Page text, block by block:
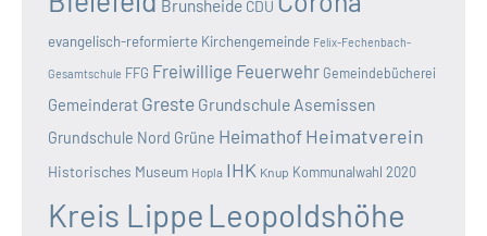
Brunsheide CDU
evangelisch-reformierte Kirchengemeinde Felix-Fechenbach-
Gesamtschule FFG Freiwillige Feuerwehr Gemeindebücherei
Gemeinderat Greste Grundschule Asemissen
Grundschule Nord Grüne Heimathof Heimatverein
Historisches Museum Hopla IHK Knup Kommunalwahl 2020
Kreis Lippe Leopoldshöhe